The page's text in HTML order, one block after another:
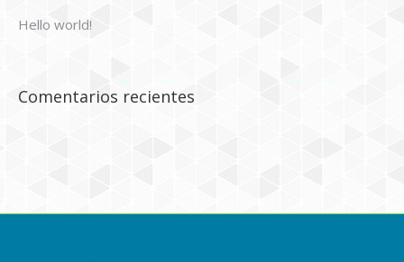
Hello world!
Comentarios recientes